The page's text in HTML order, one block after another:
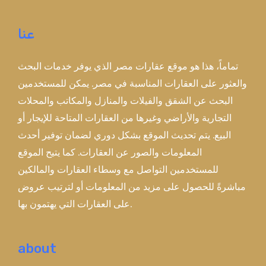
عنا
تماماً، هذا هو موقع عقارات مصر الذي يوفر خدمات البحث
والعثور على العقارات المناسبة في مصر. يمكن للمستخدمين
البحث عن الشقق والفيلات والمنازل والمكاتب والمحلات
التجارية والأراضي وغيرها من العقارات المتاحة للإيجار أو
البيع. يتم تحديث الموقع بشكل دوري لضمان توفير أحدث
المعلومات والصور عن العقارات. كما يتيح الموقع
للمستخدمين التواصل مع وسطاء العقارات والمالكين
مباشرةً للحصول على مزيد من المعلومات أو لترتيب عروض
على العقارات التي يهتمون بها.
about